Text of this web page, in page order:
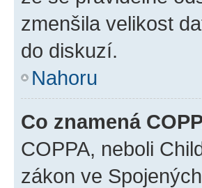
zmenšila velikost
do diskuzí.
Nahoru
Co znamená
COPPA, neboli
zákon ve